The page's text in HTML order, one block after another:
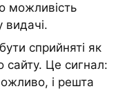
можливість
видачі.
сприйняті як
сайту. Це сигнал:
і решта